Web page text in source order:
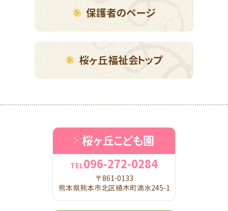
保護者のページ
桜ヶ丘福祉会トップ
桜ヶ丘こども園
TEL096-272-0284
〒861-0133
熊本県熊本市北区植木町滴水245-1